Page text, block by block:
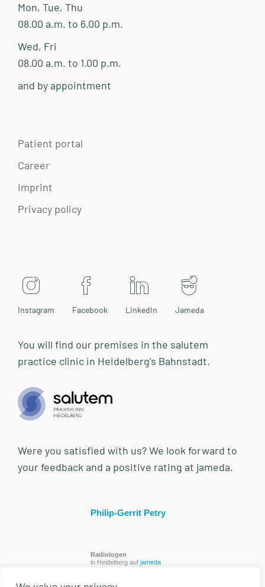
Mon, Tue, Thu
08.00 a.m. to 6.00 p.m.
Wed, Fri
08.00 a.m. to 1.00 p.m.
and by appointment
Patient portal
Career
Imprint
Privacy policy
Instagram Facebook LinkedIn Jameda
You will find our premises in the salutem
practice clinic in Heidelberg's Bahnstadt.
Were you satisfied with us? We look forward to
your feedback and a positive rating at jameda.
Philip-Gerrit Petry
Radiologen
in Heidelberg auf jameda